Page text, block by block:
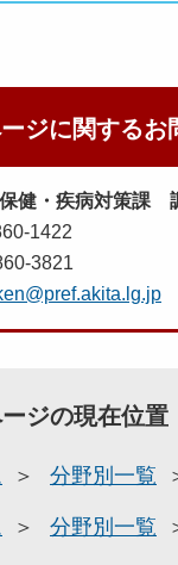
ジに関するお
健・疾病対策課
1422
3821
ジの現在位置
分野別一覧
分野別一覧